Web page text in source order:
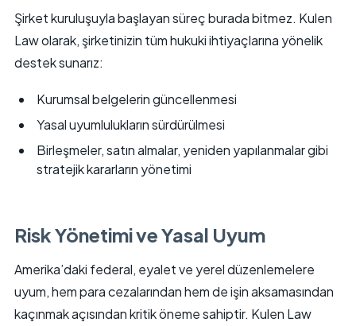
Şirket kuruluşuyla başlayan süreç burada bitmez. Kulen
Law olarak, şirketinizin tüm hukuki ihtiyaçlarına yönelik
destek sunarız:
Kurumsal belgelerin güncellenmesi
Yasal uyumlulukların sürdürülmesi
Birleşmeler, satın almalar, yeniden yapılanmalar gibi
stratejik kararların yönetimi
Risk Yönetimi ve Yasal Uyum
Amerika’daki federal, eyalet ve yerel düzenlemelere
uyum, hem para cezalarından hem de işin aksamasından
kaçınmak açısından kritik öneme sahiptir. Kulen Law